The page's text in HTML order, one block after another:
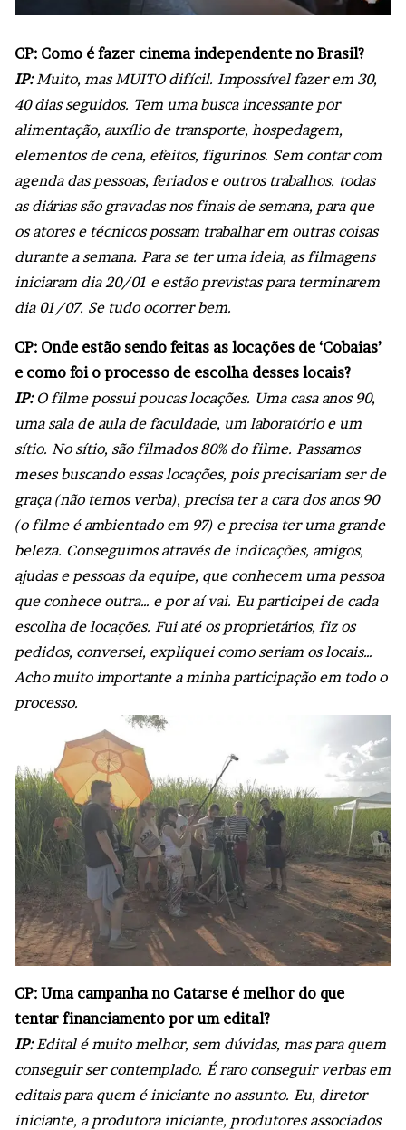
CP: Como é fazer cinema independente no Brasil?
IP:Muito, mas MUITO difícil. Impossível fazer em 30,
40 dias seguidos. Tem uma busca incessante por
alimentação, auxílio de transporte, hospedagem,
elementos de cena, efeitos, figurinos. Sem contar com
agenda das pessoas, feriados e outros trabalhos. todas
as diárias são gravadas nos finais de semana, para que
os atores e técnicos possam trabalhar em outras coisas
durante a semana. Para se ter uma ideia, as filmagens
iniciaram dia 20/01 e estão previstas para terminarem
dia 01/07. Se tudo ocorrer bem.
CP: Onde estão sendo feitas as locações de ‘Cobaias’
e como foi o processo de escolha desses locais?
IP:O filme possui poucas locações. Uma casa anos 90,
uma sala de aula de faculdade, um laboratório e um
sítio. No sítio, são filmados 80% do filme. Passamos
meses buscando essas locações, pois precisariam ser de
graça (não temos verba), precisa ter a cara dos anos 90
(o filme é ambientado em 97) e precisa ter uma grande
beleza. Conseguimos através de indicações, amigos,
ajudas e pessoas da equipe, que conhecem uma pessoa
que conhece outra… e por aí vai. Eu participei de cada
escolha de locações. Fui até os proprietários, fiz os
pedidos, conversei, expliquei como seriam os locais…
Acho muito importante a minha participação em todo o
processo.
CP: Uma campanha no Catarse é melhor do que
tentar financiamento por um edital?
IP:Edital é muito melhor, sem dúvidas, mas para quem
conseguir ser contemplado. É raro conseguir verbas em
editais para quem é iniciante no assunto. Eu, diretor
iniciante, a produtora iniciante, produtores associados